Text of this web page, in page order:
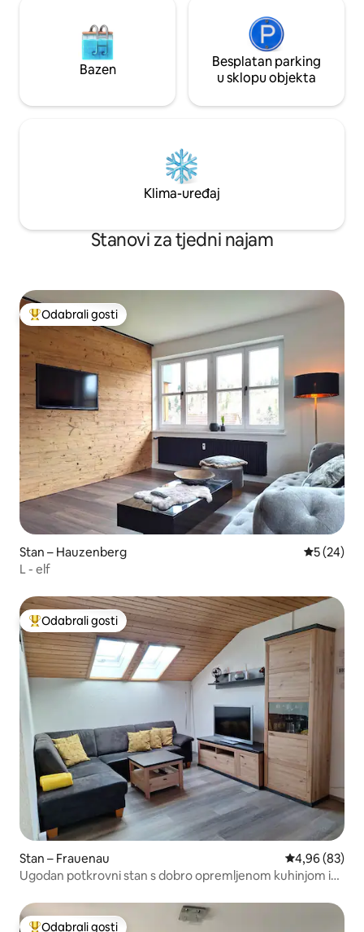
Bazen
Besplatan parking
u sklopu objekta
Klima-uređaj
Stanovi za tjedni najam
Među najviše rangiranima s oznakom „Odabrali gosti”
Odabrali gosti
Stan – Hauzenberg Prosječna
5 (24)
L - elf
Među najviše rangiranima s oznakom „Odabrali gosti”
Odabrali gosti
Stan – Frauenau Prosječna
4,96 (83)
Ugodan potkrovni stan s dobro opremljenom kuhinjom i
Odabrali gosti